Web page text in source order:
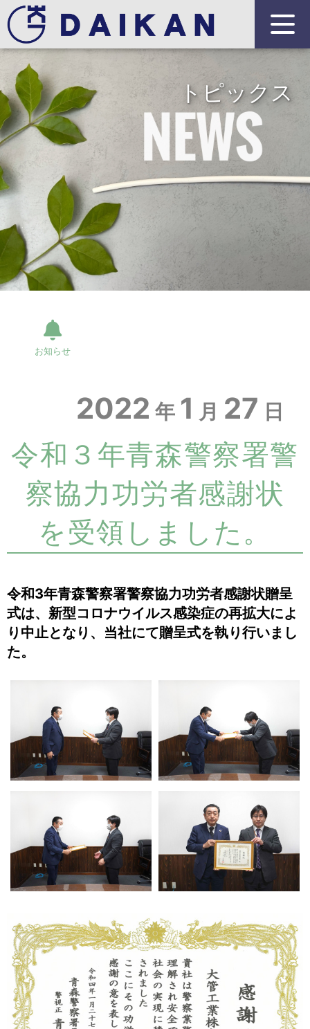
トピックス
お知らせ
2022 年 1 月 27 日
令和３年青森警察署警
察協力功労者感謝状
を受領しました。
令和3年青森警察署警察協力功労者感謝状贈呈
式は、新型コロナウイルス感染症の再拡大によ
り中止となり、当社にて贈呈式を執り行いまし
た。